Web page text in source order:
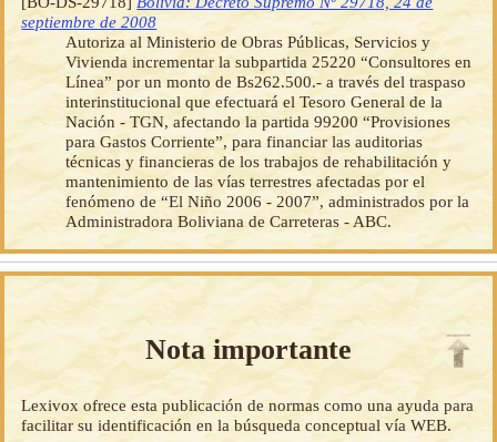
septiembre de 2008
Autoriza al Ministerio de Obras Públicas, Servicios y
Vivienda incrementar la subpartida 25220 “Consultores en
Línea” por un monto de Bs262.500.- a través del traspaso
interinstitucional que efectuará el Tesoro General de la
Nación - TGN, afectando la partida 99200 “Provisiones
para Gastos Corriente”, para financiar las auditorias
técnicas y financieras de los trabajos de rehabilitación y
mantenimiento de las vías terrestres afectadas por el
fenómeno de “El Niño 2006 - 2007”, administrados por la
Administradora Boliviana de Carreteras - ABC.
Nota importante
Lexivox ofrece esta publicación de normas como una ayuda para
facilitar su identificación en la búsqueda conceptual vía WEB.